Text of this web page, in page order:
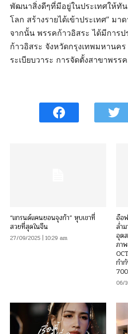
พัฒนาสิ่งดีๆที่มีอยู่ในประเทศให้ทั
โลก สร้างรายได้เข้าประเทศ” มา
จากนั้น พรรคก้าวอิสระ ได้มีการ
ก้าวอิสระ จังหวัดกรุงเทพมหานค
ระเบียบวาระ การจัดตั้งสาขาพรร
“แกรนด์แคนยอนจุงก้า” หุบเขาที่
สวยที่สุดในจีน
27/09/2025 | 10:29 am
อ๊อ
ล่ำ
อุต
ภา
กำ
06/